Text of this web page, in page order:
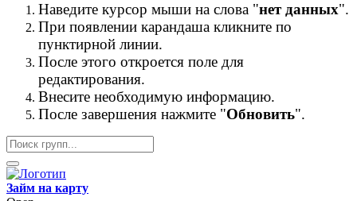
Наведите курсор мыши на слова "нет данных".
При появлении карандаша кликните по
пунктирной линии.
После этого откроется поле для
редактирования.
Внесите необходимую информацию.
После завершения нажмите "Обновить".
Займ на карту